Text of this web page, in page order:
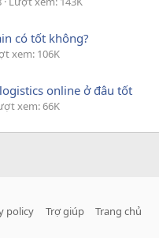
có tốt không?
xem: 106K
online ở đâu tốt
xem: 66K
policy Trợ giúp Trang chủ